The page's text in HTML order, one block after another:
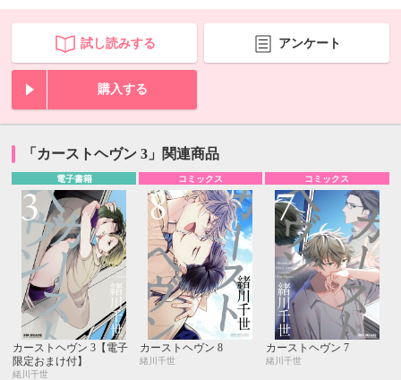
試し読みする アンケート
購入する
「カーストヘヴン 3」関連商品
電子書籍
カーストヘヴン 3【電子
限定おまけ付】
緒川千世
コミックス
カーストヘヴン 8
緒川千世
コミックス
カーストヘヴン 7
緒川千世